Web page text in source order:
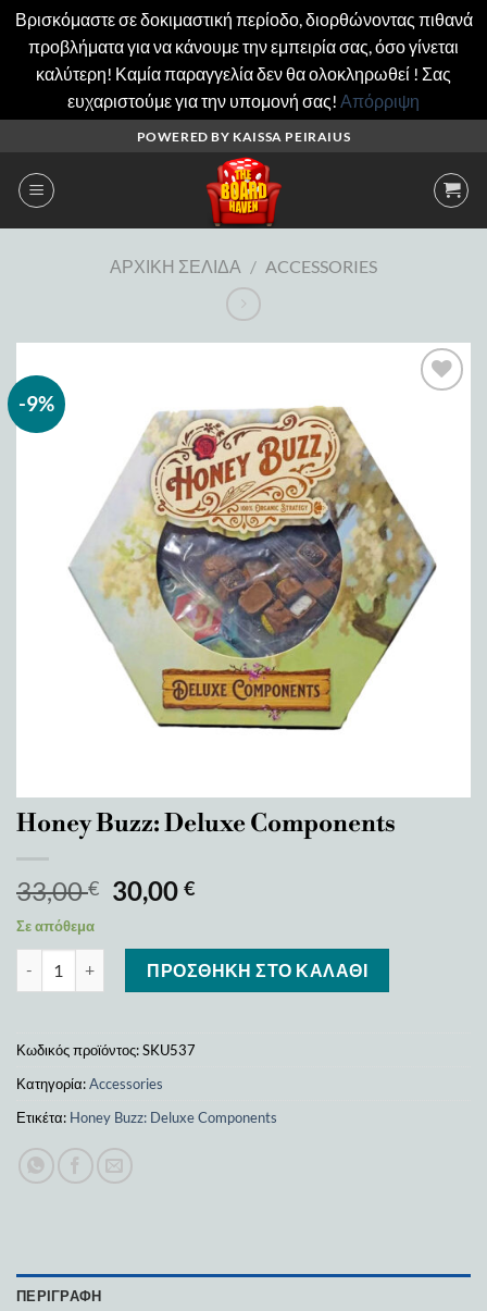
Βρισκόμαστε σε δοκιμαστική περίοδο, διορθώνοντας πιθανά
προβλήματα για να κάνουμε την εμπειρία σας, όσο γίνεται
καλύτερη! Καμία παραγγελία δεν θα ολοκληρωθεί ! Σας
ευχαριστούμε για την υπομονή σας! Απόρριψη
περιεχόμενο
POWERED BY KAISSA PEIRAIUS
ΑΡΧΙΚΉ ΣΕΛΊΔΑ / ACCESSORIES
-9%
Honey Buzz: Deluxe Components
33,00€ 30,00€
Σε απόθεμα
Honey Buzz: Deluxe Components ποσότητα
ΠΡΟΣΘΉΚΗ ΣΤΟ ΚΑΛΆΘΙ
Κωδικός προϊόντος:SKU537
Κατηγορία:Accessories
Ετικέτα: Honey Buzz: Deluxe Components
ΠΕΡΙΓΡΑΦΉ